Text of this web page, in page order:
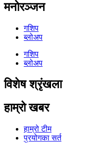
मनोरञ्जन
गशिप
ब्लोअप
गशिप
ब्लोअप
विशेष श्रृंखला
हाम्रो खबर
हाम्रो टीम
प्रयोगका सर्त